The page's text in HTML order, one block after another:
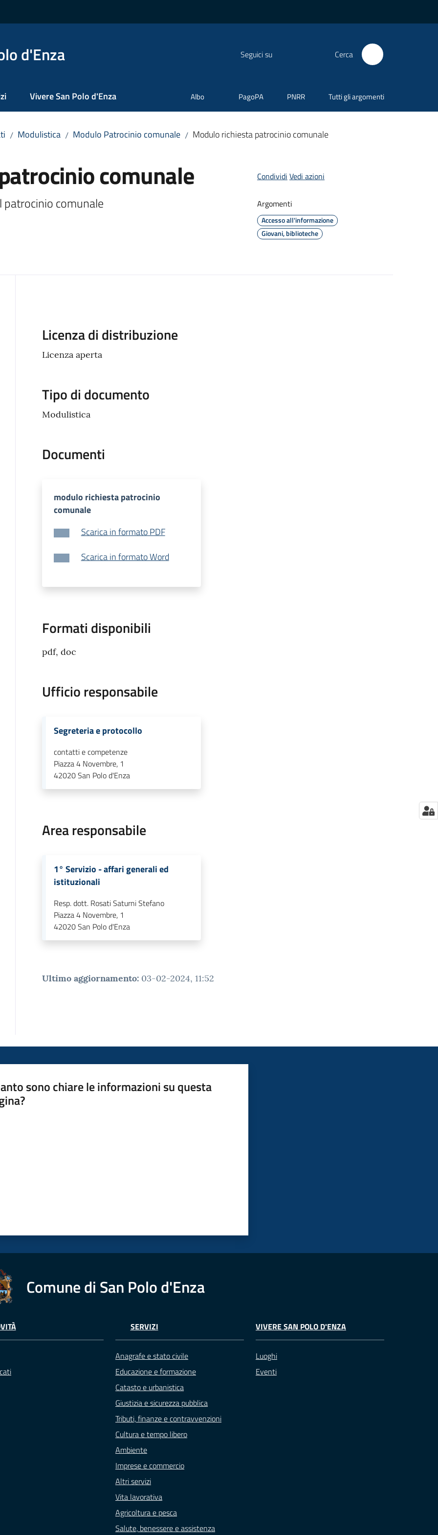
d'Enza Seguici su Cerca
Vivere San Polo d'Enza Albo PagoPA PNRR Tutti gli argomenti
/ Modulistica / Modulo Patrocinio comunale / Modulo richiesta patrocinio comunale
comunale
comunale
Condividi Vedi azioni
Argomenti
Accesso all'informazione
Giovani, biblioteche
Descrizione
Licenza di distribuzione
Licenza aperta
Tipo di documento
Modulistica
Documenti
modulo richiesta patrocinio
comunale
Scarica in formato PDF
Scarica in formato Word
Formati disponibili
pdf, doc
Ufficio responsabile
Segreteria e protocollo
contatti e competenze
Piazza 4 Novembre, 1
42020San Polo d'Enza
Area responsabile
1° Servizio - affari generali ed
istituzionali
Resp. dott. Rosati Saturni Stefano
Piazza 4 Novembre, 1
42020San Polo d'Enza
Ultimo aggiornamento: 03-02-2024, 11:52
sono chiare le informazioni su questa
Comune di San Polo d'Enza
SERVIZI
Anagrafe e stato civile
Educazione e formazione
Catasto e urbanistica
Giustizia e sicurezza pubblica
Tributi, finanze e contravvenzioni
Cultura e tempo libero
Ambiente
Imprese e commercio
Altri servizi
Vita lavorativa
Agricoltura e pesca
Salute, benessere e assistenza
VIVERE SAN POLO D'ENZA
Luoghi
Eventi